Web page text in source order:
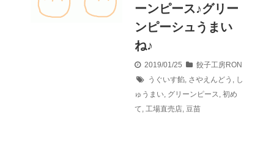
ーンピース♪グリー
ンピーシュうまい
ね♪
2019/01/25
餃子工房RON
うぐいす餡 さやえんどう
し
ゅうまい グリーンピース 初め
て 工場直売店 豆苗